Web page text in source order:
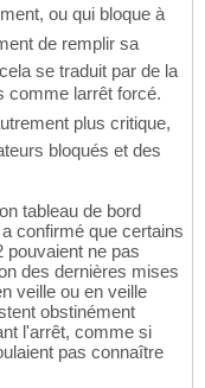
ou qui bloque à
de remplir sa
se traduit par de la
larrêt forcé.
plus critique,
bloqués et des
tableau de bord
confirmé que certains
pouvaient ne pas
des dernières mises
veille ou en veille
obstinément
l'arrêt, comme si
pas connaître